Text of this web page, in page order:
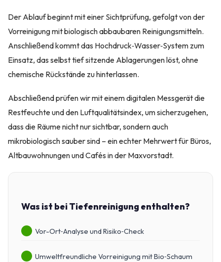
Der Ablauf beginnt mit einer Sichtprüfung, gefolgt von der
Vorreinigung mit biologisch abbaubaren Reinigungsmitteln.
Anschließend kommt das Hochdruck‑Wasser‑System zum
Einsatz, das selbst tief sitzende Ablagerungen löst, ohne
chemische Rückstände zu hinterlassen.
Abschließend prüfen wir mit einem digitalen Messgerät die
Restfeuchte und den Luftqualitätsindex, um sicherzugehen,
dass die Räume nicht nur sichtbar, sondern auch
mikrobiologisch sauber sind – ein echter Mehrwert für Büros,
Altbauwohnungen und Cafés in der Maxvorstadt.
Was ist bei Tiefenreinigung enthalten?
Vor-Ort‑Analyse und Risiko‑Check
Umweltfreundliche Vorreinigung mit Bio‑Schaum